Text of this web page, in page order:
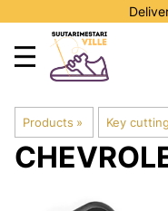
Products ‪» Key cutting